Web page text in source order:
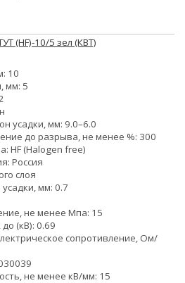
(HF)-10/5 зел (КВТ)
10
мм: 5
усадки, мм: 9.0–6.0
до разрыва, не менее %: 300
HF (Halogen free)
Россия
слоя
мм: 0.7
не менее Мпа: 15
(кВ): 0.69
сопротивление, Ом/
не менее кВ/мм: 15